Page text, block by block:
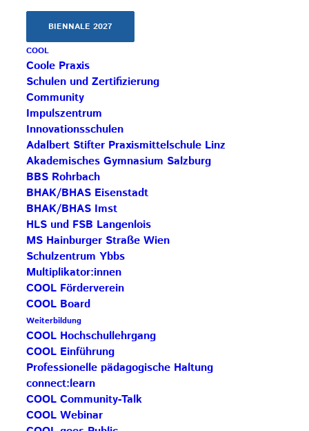
BIENNALE 2027
COOL
Coole Praxis
Schulen und Zertifizierung
Community
Impulszentrum
Innovationsschulen
Adalbert Stifter Praxismittelschule Linz
Akademisches Gymnasium Salzburg
BBS Rohrbach
BHAK/BHAS Eisenstadt
BHAK/BHAS Imst
HLS und FSB Langenlois
MS Hainburger Straße Wien
Schulzentrum Ybbs
Multiplikator:innen
COOL Förderverein
COOL Board
Weiterbildung
COOL Hochschullehrgang
COOL Einführung
Professionelle pädagogische Haltung
connect:learn
COOL Community-Talk
COOL Webinar
impulszentrum@cooltrainers.at
Datenschutzerklärung